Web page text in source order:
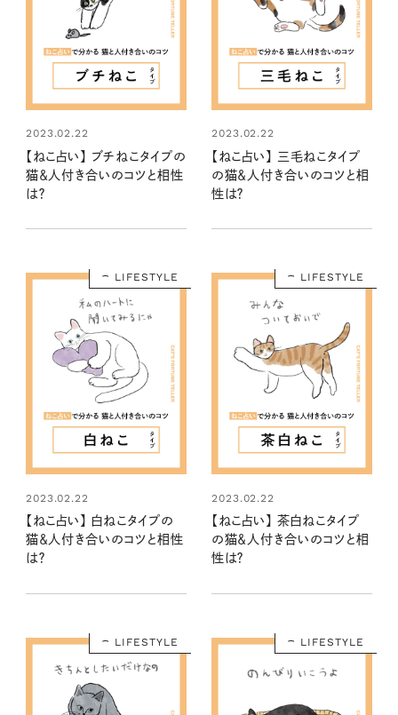
2023.02.22
【ねこ占い】 ブチねこタイプの
猫＆人付き合いのコツと相性
は？
2023.02.22
【ねこ占い】 三毛ねこタイプ
の猫＆人付き合いのコツと相
性は？
LIFESTYLE
2023.02.22
【ねこ占い】 白ねこタイプの
猫＆人付き合いのコツと相性
は？
LIFESTYLE
2023.02.22
【ねこ占い】 茶白ねこタイプ
の猫＆人付き合いのコツと相
性は？
LIFESTYLE LIFESTYLE